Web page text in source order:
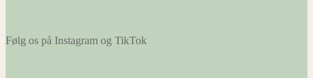
Følg os på Instagram og TikTok